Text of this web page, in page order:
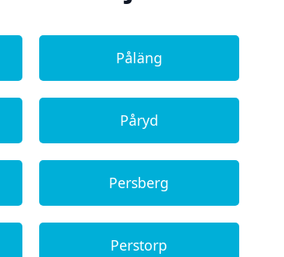
Påläng
Påryd
Persberg
Perstorp